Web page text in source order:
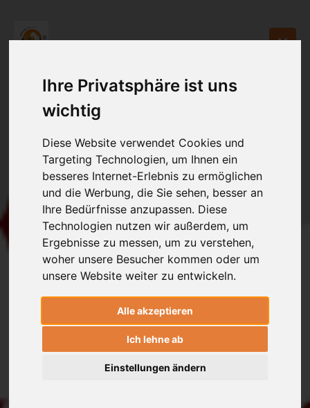
Ihre Privatsphäre ist uns
wichtig
Diese Website verwendet Cookies und
Targeting Technologien, um Ihnen ein
besseres Internet-Erlebnis zu ermöglichen
und die Werbung, die Sie sehen, besser an
Ihre Bedürfnisse anzupassen. Diese
Technologien nutzen wir außerdem, um
Ergebnisse zu messen, um zu verstehen,
woher unsere Besucher kommen oder um
unsere Website weiter zu entwickeln.
Alle akzeptieren
Ich lehne ab
Einstellungen ändern